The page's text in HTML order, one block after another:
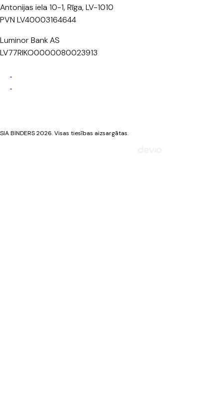
Antonijas iela 10-1, Rīga, LV-1010
PVN LV40003164644
Luminor Bank AS
LV77RIKO0000080023913
SIA BINDERS 2026. Visas tiesības aizsargātas.